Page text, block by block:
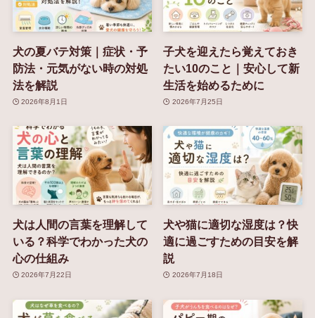
犬の夏バテ対策｜症状・予
防法・元気がない時の対処
法を解説
2026年8月1日
子犬を迎えたら覚えておき
たい10のこと｜安心して新
生活を始めるために
2026年7月25日
犬は人間の言葉を理解して
いる？科学でわかった犬の
心の仕組み
2026年7月22日
犬や猫に適切な湿度は？快
適に過ごすための目安を解
説
2026年7月18日